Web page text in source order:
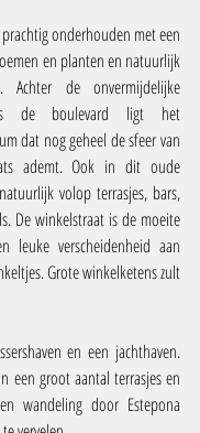
onderhouden met een
en planten en natuurlijk
Achter de onvermijdelijke
de boulevard ligt het
dat nog geheel de sfeer van
ademt. Ook in dit oude
volop terrasjes, bars,
De winkelstraat is de moeite
leuke verscheidenheid aan
Grote winkelketens zult
en een jachthaven.
een groot aantal terrasjes en
wandeling door Estepona